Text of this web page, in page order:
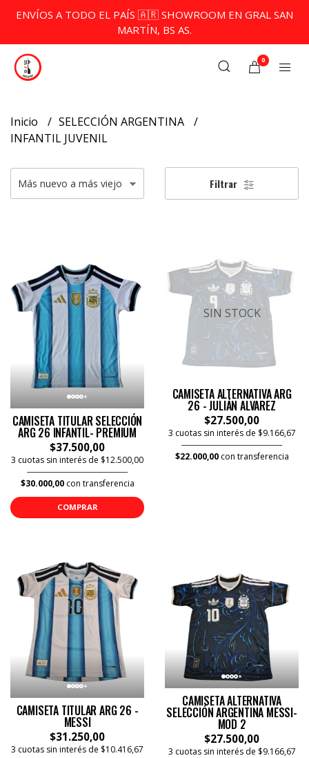
ENVÍOS A TODO EL PAÍS 🇦🇷 SHOWROOM EN GRAL SAN
MARTÍN, BS AS.
0
Inicio
SELECCIÓN ARGENTINA
INFANTIL JUVENIL
Filtrar
CAMISETA TITULAR SELECCIÓN
ARG 26 INFANTIL- PREMIUM
$37.500,00
3 cuotas sin interés de $12.500,00
$30.000,00con transferencia
COMPRAR
SIN STOCK
CAMISETA ALTERNATIVA ARG
26 - JULIÁN ALVAREZ
$27.500,00
3 cuotas sin interés de $9.166,67
$22.000,00con transferencia
CAMISETA TITULAR ARG 26 -
MESSI
$31.250,00
3 cuotas sin interés de $10.416,67
CAMISETA ALTERNATIVA
SELECCIÓN ARGENTINA MESSI-
MOD 2
$27.500,00
3 cuotas sin interés de $9.166,67